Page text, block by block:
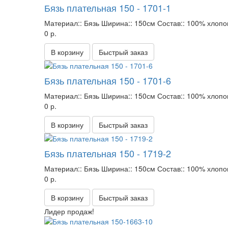
Бязь плательная 150 - 1701-1
Материал:: Бязь Ширина:: 150см Состав:: 100%
0 р.
В корзину
Быстрый заказ
Бязь плательная 150 - 1701-6
Материал:: Бязь Ширина:: 150см Состав:: 100%
0 р.
В корзину
Быстрый заказ
Бязь плательная 150 - 1719-2
Материал:: Бязь Ширина:: 150см Состав:: 100%
0 р.
В корзину
Быстрый заказ
Лидер продаж!